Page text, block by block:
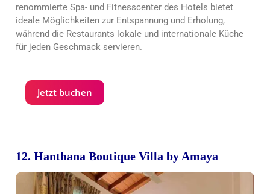
renommierte Spa- und Fitnesscenter des Hotels bietet
ideale Möglichkeiten zur Entspannung und Erholung,
während die Restaurants lokale und internationale Küche
für jeden Geschmack servieren.
Jetzt buchen
12. Hanthana Boutique Villa by Amaya